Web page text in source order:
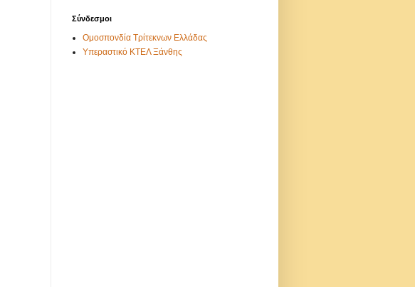
Σύνδεσμοι
Ομοσπονδία Τρίτεκνων Ελλάδας
Υπεραστικό ΚΤΕΛ Ξάνθης